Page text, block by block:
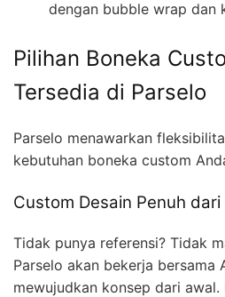
dengan bubble wrap dan
Pilihan Boneka
Tersedia di Parselo
Parselo menawarkan
kebutuhan boneka custom
Custom Desain Penuh dari
Tidak punya referensi? Tidak
Parselo akan bekerja bersama
mewujudkan konsep dari